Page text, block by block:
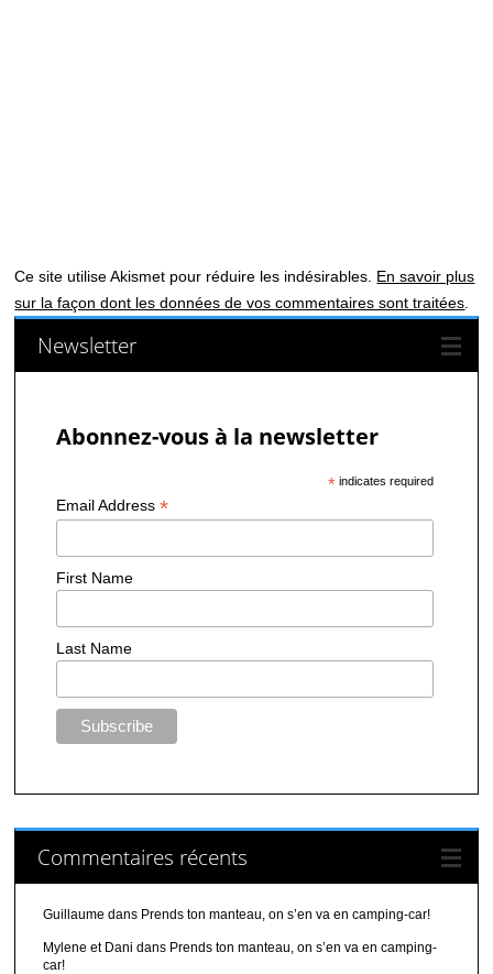
Ce site utilise Akismet pour réduire les indésirables. En savoir plus
sur la façon dont les données de vos commentaires sont traitées
Newsletter
Abonnez-vous à la newsletter
* indicates required
Email Address *
First Name
Last Name
Commentaires récents
Guillaume dans Prends ton manteau, on s’en va en camping-car!
Mylene et Dani dans Prends ton manteau, on s’en va en camping-
car!